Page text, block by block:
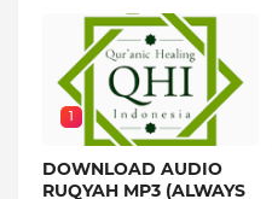
1
DOWNLOAD AUDIO
RUQYAH MP3 (ALWAYS